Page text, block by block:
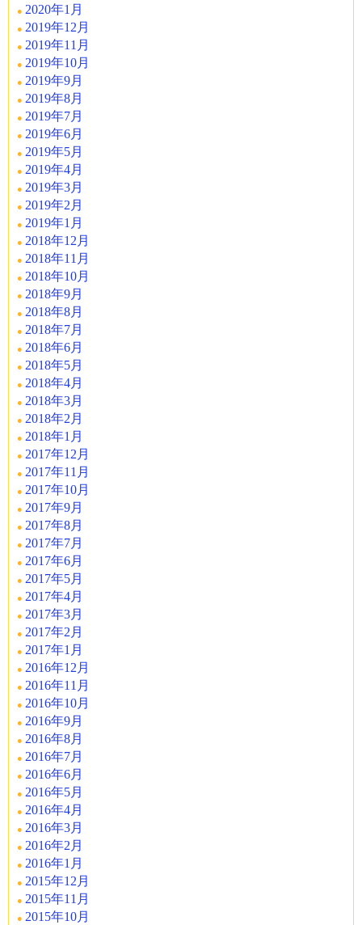
2020年1月
2019年12月
2019年11月
2019年10月
2019年9月
2019年8月
2019年7月
2019年6月
2019年5月
2019年4月
2019年3月
2019年2月
2019年1月
2018年12月
2018年11月
2018年10月
2018年9月
2018年8月
2018年7月
2018年6月
2018年5月
2018年4月
2018年3月
2018年2月
2018年1月
2017年12月
2017年11月
2017年10月
2017年9月
2017年8月
2017年7月
2017年6月
2017年5月
2017年4月
2017年3月
2017年2月
2017年1月
2016年12月
2016年11月
2016年10月
2016年9月
2016年8月
2016年7月
2016年6月
2016年5月
2016年4月
2016年3月
2016年2月
2016年1月
2015年12月
2015年11月
2015年10月